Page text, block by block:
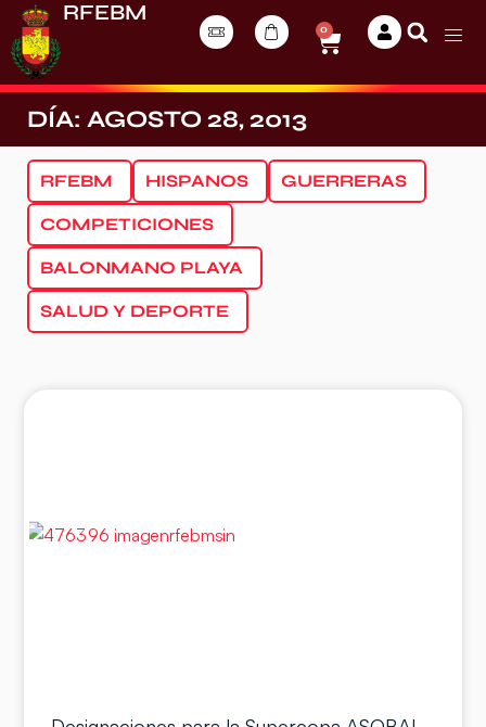
RFEBM
0
DÍA: AGOSTO 28, 2013
RFEBM HISPANOS GUERRERAS
COMPETICIONES
BALONMANO PLAYA
SALUD Y DEPORTE